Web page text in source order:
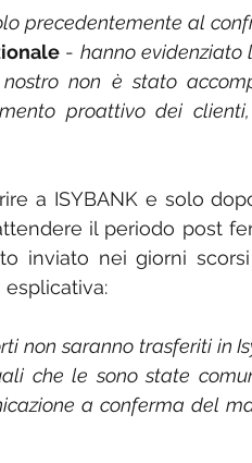
precedentemente al
- hanno
non è stato
proattivo dei
a ISYBANK e solo
il periodo post
inviato nei giorni
non saranno trasferiti in
che le sono state
a conferma del